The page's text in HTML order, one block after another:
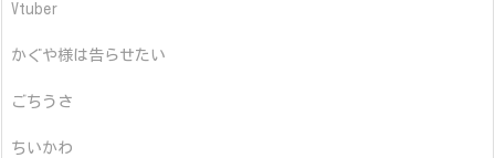
Vtuber
かぐや様は告らせたい
ごちうさ
ちいかわ